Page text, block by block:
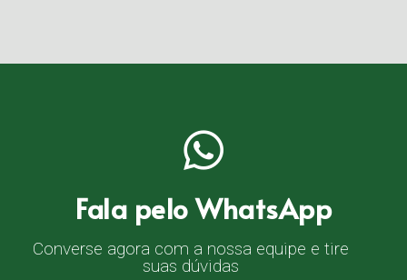
Fala pelo WhatsApp
Converse agora com a nossa equipe e tire
suas dúvidas